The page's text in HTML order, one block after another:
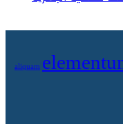
aliquam